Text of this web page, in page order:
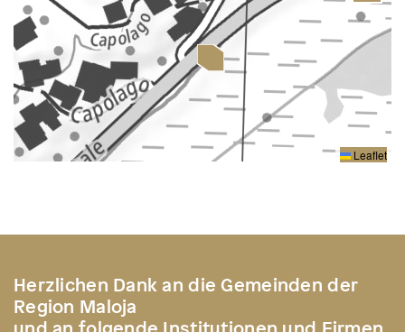
Leaflet
Herzlichen Dank an die Gemeinden der
Region Maloja